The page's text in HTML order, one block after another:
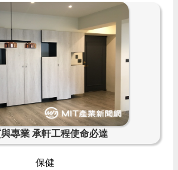
專業 承軒工程使命必達
保健